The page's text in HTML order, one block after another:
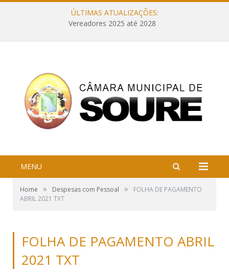
ÚLTIMAS ATUALIZAÇÕES:
Vereadores 2025 até 2028
MENU
Home » Despesas com Pessoal »
FOLHA DE PAGAMENTO
ABRIL 2021 TXT
FOLHA DE PAGAMENTO ABRIL
2021 TXT